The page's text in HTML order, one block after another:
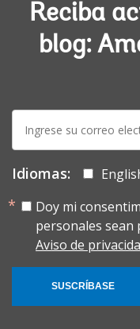
Reciba
blog:
mail:
Idiomas:
Doy mi
personales sean
Aviso de
SUSCRÍBASE